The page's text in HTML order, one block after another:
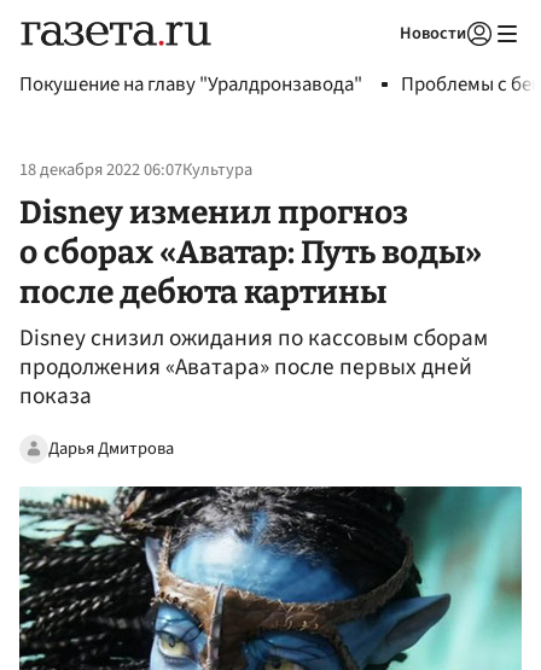
Новости
Покушение на главу "Уралдронзавода" Проблемы с
18 декабря 2022 06:07Культура
Disney изменил прогноз
о сборах «Аватар: Путь воды»
после дебюта картины
Disney снизил ожидания по кассовым сборам
продолжения «Аватара» после первых дней
показа
Дарья Дмитрова